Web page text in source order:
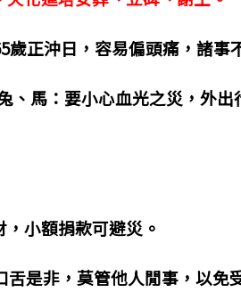
歲正沖日，容易偏頭痛，諸事
、馬：要小心血光之災，外
小額捐款可避災。
舌是非，莫管他人閒事，以免